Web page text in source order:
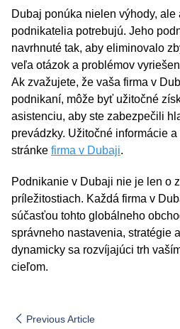
Dubaj ponúka nielen výhody, ale
podnikatelia potrebujú. Jeho
navrhnuté tak, aby eliminovalo
veľa otázok a problémov
Ak zvažujete, že vaša firma v
podnikaní, môže byť užitočné
asistenciu, aby ste zabezpečili
prevádzky. Užitočné informácie
stránke firma v Dubaji.
Podnikanie v Dubaji nie je len o
príležitostiach. Každá firma v
súčasťou tohto globálneho
správneho nastavenia, stratégie
dynamicky sa rozvíjajúci trh
cieľom.
Previous Article